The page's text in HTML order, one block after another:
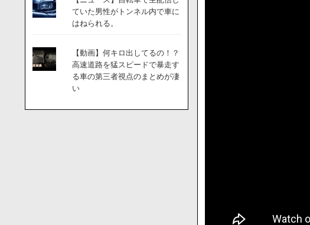
ていた男性がトンネル内で車に
はねられる。
【動画】何キロ出してるの！？
高速道路を猛スピードで暴走す
る車の第三者視点のまとめが凄
い